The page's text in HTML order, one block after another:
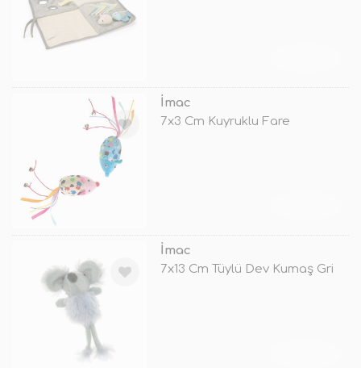
İmac
7x3 Cm Kuyruklu Fare
İmac
7x13 Cm Tüylü Dev Kumaş Gri